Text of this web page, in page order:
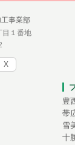
事業部
目１番地
X
豊
帯
雪
十